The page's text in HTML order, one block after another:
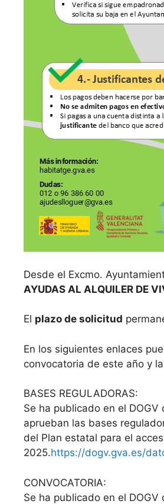
Desde el Excmo.
AYUDAS AL ALQUILER DE
El plazo de solicitud
En los siguientes enlaces
convocatoria de este año y
BASES REGULADORAS:
Se ha publicado en el
aprueban las bases
del Plan estatal para el
2025.https://dogv.gva.es/
CONVOCATORIA:
Se ha publicado en el